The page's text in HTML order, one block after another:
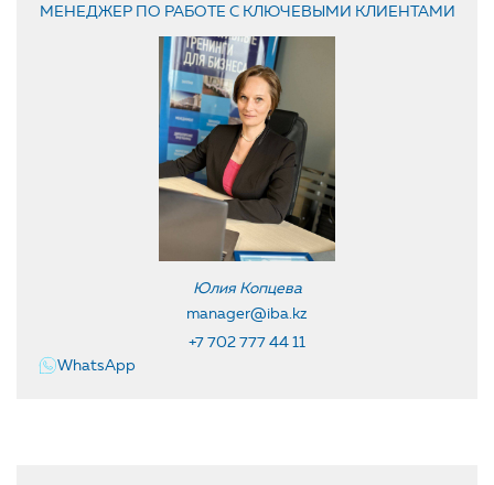
МЕНЕДЖЕР ПО РАБОТЕ С КЛЮЧЕВЫМИ КЛИЕНТАМИ
Юлия Копцева
manager@iba.kz
+7 702 777 44 11
WhatsApp